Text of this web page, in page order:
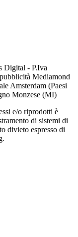
Digital - P.Iva
Mediamond
Amsterdam (Paesi
Monzese (MI)
e/o riprodotti è
di sistemi di
divieto espresso di